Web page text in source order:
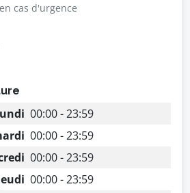
cas d'urgence
00:00 - 23:59
00:00 - 23:59
00:00 - 23:59
00:00 - 23:59